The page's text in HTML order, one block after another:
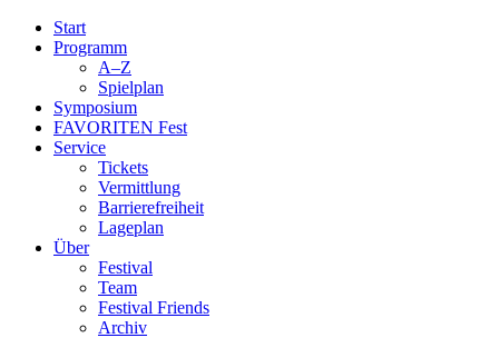
Start
Programm
A–Z
Spielplan
Symposium
FAVORITEN Fest
Service
Tickets
Vermittlung
Barrierefreiheit
Lageplan
Über
Festival
Team
Festival Friends
Archiv